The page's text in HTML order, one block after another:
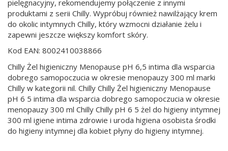
pielęgnacyjny, rekomendujemy połączenie z innymi
produktami z serii Chilly. Wypróbuj również nawilżający krem
do okolic intymnych Chilly, który wzmocni działanie żelu i
zapewni jeszcze większy komfort skóry.
Kod EAN: 8002410038866
Chilly Żel higieniczny Menopause pH 6,5 intima dla wsparcia
dobrego samopoczucia w okresie menopauzy 300 ml marki
Chilly w kategorii nil. Chilly Chilly Żel higieniczny Menopause
pH 6 5 intima dla wsparcia dobrego samopoczucia w okresie
menopauzy 300 ml Chilly Chilly pH 6 5 żel do higieny intymnej
300 ml igiene intima zdrowie i uroda higiena osobista środki
do higieny intymnej dla kobiet płyny do higieny intymnej.